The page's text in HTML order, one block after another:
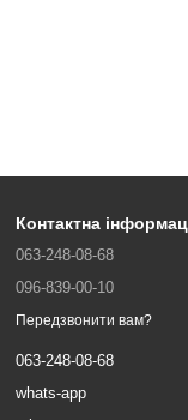
Контактна
063-248-08-68
096-839-00-10
Передзвонити вам?
063-248-08-68
whats-app